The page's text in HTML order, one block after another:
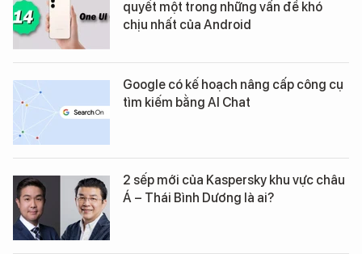
quyết một trong những vấn đề khó
chịu nhất của Android
Google có kế hoạch nâng cấp công cụ
tìm kiếm bằng AI Chat
2 sếp mới của Kaspersky khu vực châu
Á – Thái Bình Dương là ai?